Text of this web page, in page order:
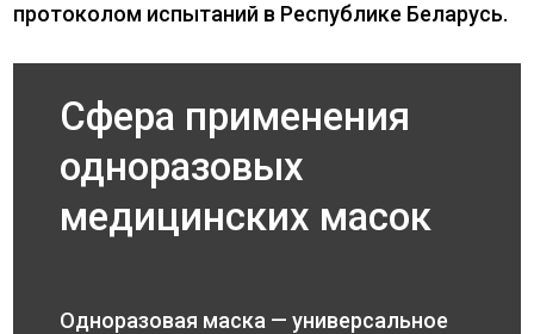
протоколом испытаний в Республике Беларусь.
Сфера применения
одноразовых
медицинских масок
Одноразовая маска — универсальное